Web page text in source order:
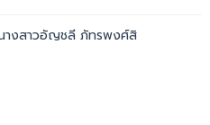
งสาวอัญชลี ภัทรพงศ์สิ